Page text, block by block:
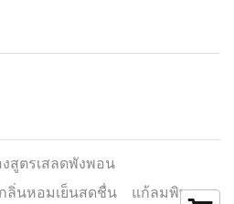
สูตรเสลดพังพอน
กลิ่นหอมเย็นสดชื่น
แก้ลมพิษ